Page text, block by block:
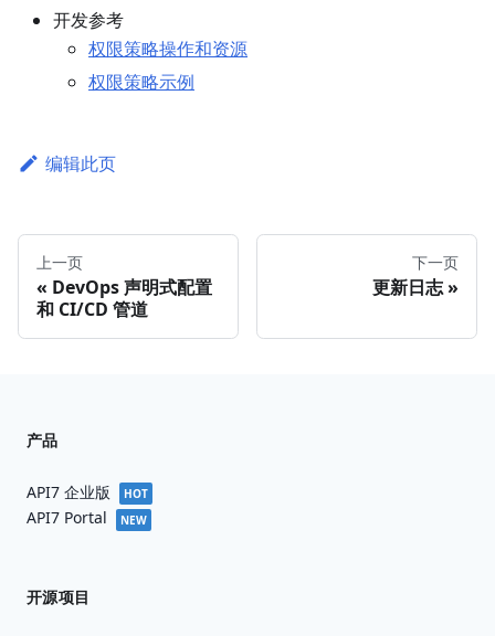
开发参考
权限策略操作和资源
权限策略示例
编辑此页
上一页
DevOps 声明式配置
和 CI/CD 管道
下一页
更新日志
产品
API7 企业版 HOT
API7 Portal NEW
开源项目